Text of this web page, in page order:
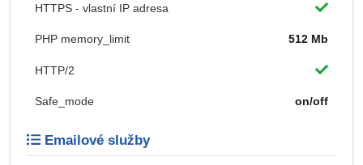
HTTPS - vlastní IP adresa
PHP memory_limit 512 Mb
HTTP/2
Safe_mode on/off
Emailové služby